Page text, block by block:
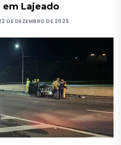
em Lajeado
DE DEZEMBRO DE 2025